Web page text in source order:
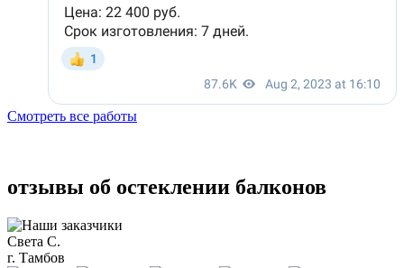
Смотреть все работы
отзывы об остеклении балконов
Света С.
г. Тамбов